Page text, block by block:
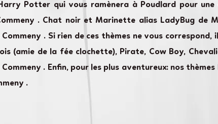
Potter qui vous ramènera à Poudlard pour une
. Chat noir et Marinette alias LadyBug de
. Si rien de ces thèmes ne vous correspond,
(amie de la fée clochette), Pirate, Cow Boy,
Commeny . Enfin, pour les plus aventureux: nos
.